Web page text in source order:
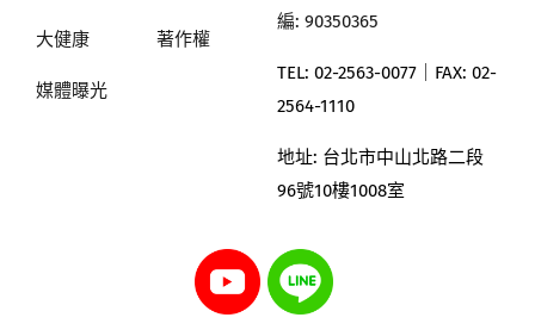
大健康
媒體曝光
著作權
編: 90350365
TEL: 02-2563-0077｜ FAX: 02-
2564-1110
地址: 台北市中山北路二段
96號10樓1008室